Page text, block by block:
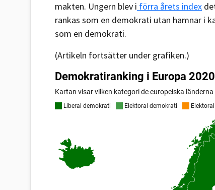
makten. Ungern blev i förra årets index
rankas som en demokrati utan hamnar i
som en demokrati.
(Artikeln fortsätter under grafiken.)